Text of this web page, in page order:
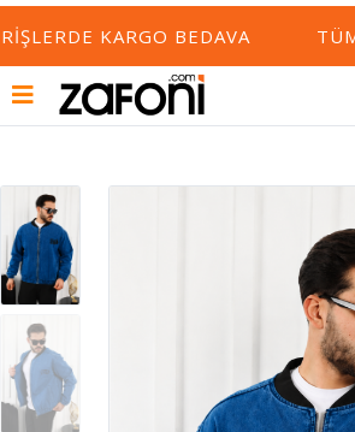
KARGO BEDAVA TÜM